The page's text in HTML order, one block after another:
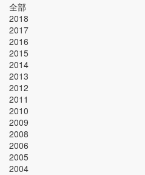
全部
2018
2017
2016
2015
2014
2013
2012
2011
2010
2009
2008
2006
2005
2004